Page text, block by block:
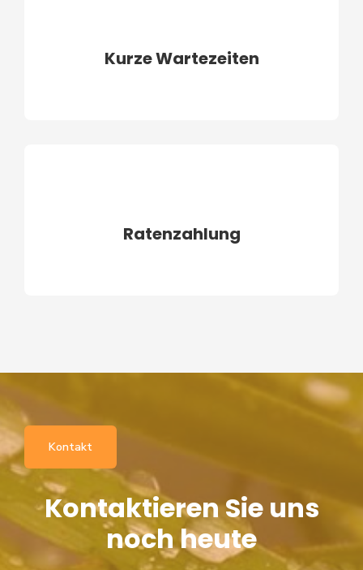
Kurze Wartezeiten
Ratenzahlung
Kontakt
Kontaktieren Sie uns
noch heute